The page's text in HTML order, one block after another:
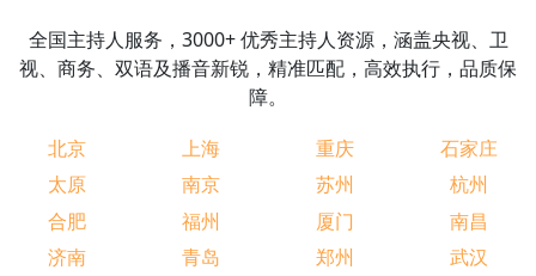
全国主持人服务，3000+ 优秀主持人资源，涵盖央视、卫
视、商务、双语及播音新锐，精准匹配，高效执行，品质保
障。
北京
上海 重庆
石家庄
太原
南京 苏州
杭州
合肥
福州 厦门
南昌
济南
青岛 郑州
武汉